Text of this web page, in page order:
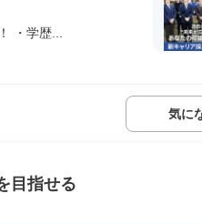
・学歴...
気に
目指せる